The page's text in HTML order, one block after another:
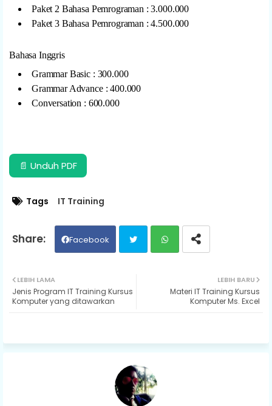
Paket 2 Bahasa Pemrograman : 3.000.000
Paket 3 Bahasa Pemrograman : 4.500.000
Bahasa Inggris
Grammar Basic : 300.000
Grammar Advance : 400.000
Conversation : 600.000
📄 Unduh PDF
Tags IT Training
Facebook
ter ats
LEBIH BARU
Materi IT Training Kursus
Komputer Ms. Excel
LEBIH LAMA
Jenis Program IT Training Kursus
Komputer yang ditawarkan